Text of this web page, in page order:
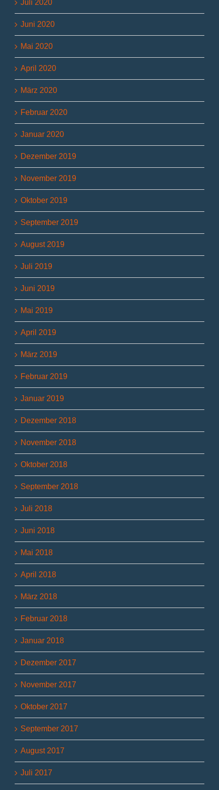
Juli 2020
Juni 2020
Mai 2020
April 2020
März 2020
Februar 2020
Januar 2020
Dezember 2019
November 2019
Oktober 2019
September 2019
August 2019
Juli 2019
Juni 2019
Mai 2019
April 2019
März 2019
Februar 2019
Januar 2019
Dezember 2018
November 2018
Oktober 2018
September 2018
Juli 2018
Juni 2018
Mai 2018
April 2018
März 2018
Februar 2018
Januar 2018
Dezember 2017
November 2017
Oktober 2017
September 2017
August 2017
Juli 2017